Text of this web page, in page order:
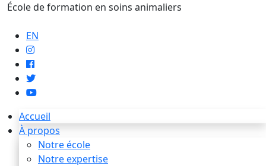
École de formation en soins animaliers
EN
Accueil
À propos
Notre école
Notre expertise